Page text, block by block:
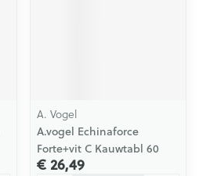
A. Vogel
A.vogel Echinaforce
Forte+vit C Kauwtabl 60
€ 26,49